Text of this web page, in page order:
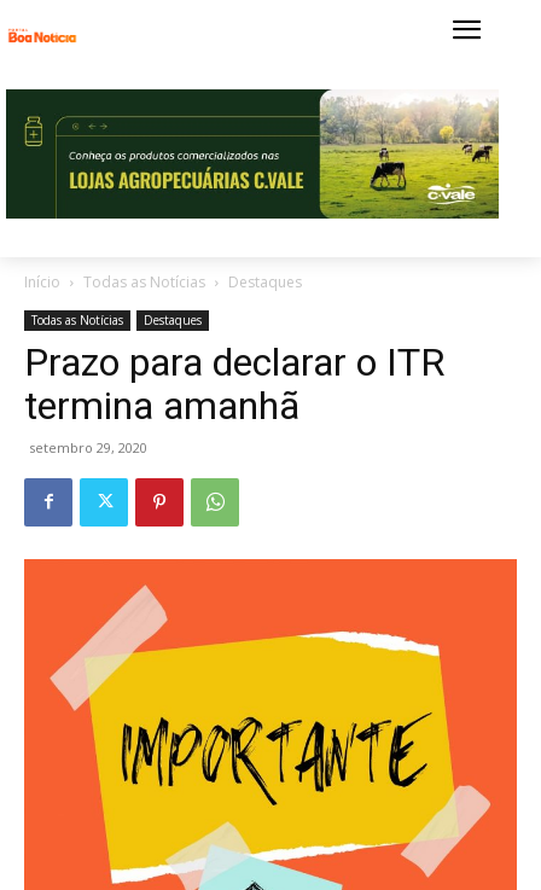
Início Todas as Notícias Destaques
Todas as Notícias Destaques
Prazo para declarar o ITR
termina amanhã
setembro 29, 2020